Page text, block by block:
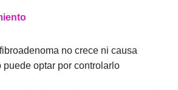
no crece ni causa
puede optar por controlarlo